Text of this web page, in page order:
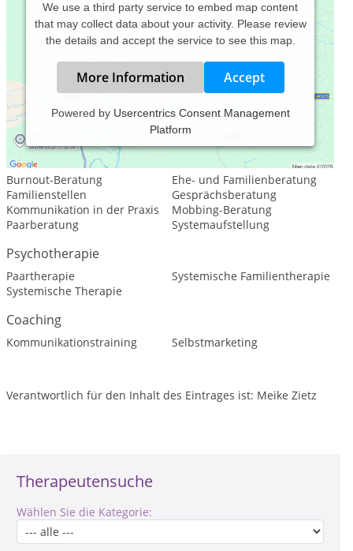
Therapeutensuche
Wählen Sie die Kategorie:
We use a third party service to embed map content
that may collect data about your activity. Please review
the details and accept the service to see this map.
More Information Accept
Powered by Usercentrics Consent Management
Platform
Leistungsspektrum:
Psychologische Beratung
Burnout-Beratung
Ehe- und Familienberatung
Familienstellen
Gesprächsberatung
Kommunikation in der Praxis
Mobbing-Beratung
Paarberatung
Systemaufstellung
Psychotherapie
Paartherapie
Systemische Familientherapie
Systemische Therapie
Coaching
Kommunikationstraining Selbstmarketing
Verantwortlich für den Inhalt des Eintrages ist: Meike Zietz